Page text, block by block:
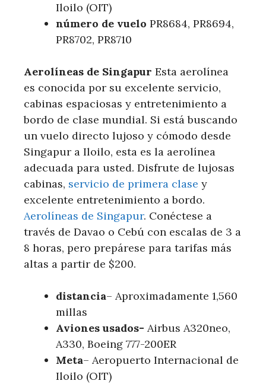
Iloilo (OIT)
número de vuelo PR8684, PR8694,
PR8702, PR8710
Aerolíneas de Singapur Esta aerolínea
es conocida por su excelente servicio,
cabinas espaciosas y entretenimiento a
bordo de clase mundial. Si está buscando
un vuelo directo lujoso y cómodo desde
Singapur a Iloilo, esta es la aerolínea
adecuada para usted. Disfrute de lujosas
cabinas, servicio de primera clase y
excelente entretenimiento a bordo.
Aerolíneas de Singapur. Conéctese a
través de Davao o Cebú con escalas de 3 a
8 horas, pero prepárese para tarifas más
altas a partir de $200.
distancia– Aproximadamente 1,560
millas
Aviones usados- Airbus A320neo,
A330, Boeing 777-200ER
Meta– Aeropuerto Internacional de
Iloilo (OIT)